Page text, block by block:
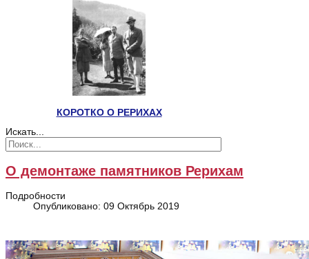
КОРОТКО О РЕРИХАХ
Искать...
О демонтаже памятников Рерихам
Подробности
Опубликовано: 09 Октябрь 2019